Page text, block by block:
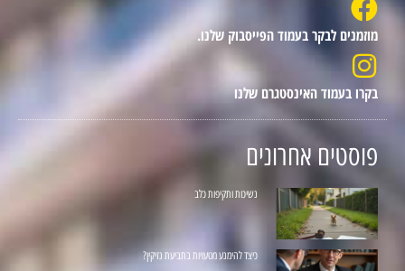
מוזמנים לבקר בעמוד הפייסבוק שלנו.
בקרו בעמוד האינסטגרם שלנו
פוסטים אחרונים
נשיכות ותקיפות כלב
כיצד להימנע מטעויות בתביעת נזיקין?